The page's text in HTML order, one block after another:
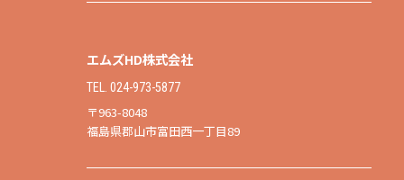
エムズHD株式会社
TEL. 024-973-5877
〒963-8048
福島県郡山市富田西一丁目89